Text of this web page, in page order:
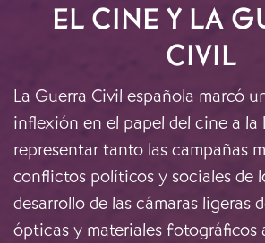
EL CINE Y LA
CIVIL
La Guerra Civil española marcó
inflexión en el papel del cine a la
representar tanto las campañas
conflictos políticos y sociales de
desarrollo de las cámaras ligeras
ópticas y materiales fotográficos